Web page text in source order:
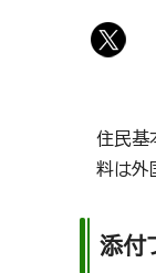
住民基
料は外
添付